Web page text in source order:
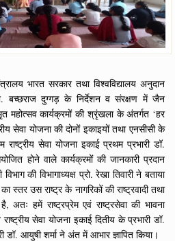
भारत सरकार तथा विश्वविद्यालय अनुदान
बच्छराज दुग्गड़ के निर्देशन व संरक्षण में जैन
महोत्सव कार्यक्रमों की श्रृंखला के अंतर्गत ‘हर
सेवा योजना की दोनों इकाइयों तथा एनसीसी के
सेवा योजना इकाई प्रथम प्रभारी डॉ.
होने वाले कार्यक्रमों की जानकारी प्रदान
की विभागाध्यक्ष प्रो. रेखा तिवारी ने बताया
स्तर उस राष्ट्र के नागरिकों की राष्ट्रवादी तथा
अतः हमें राष्ट्रप्रेम एवं राष्ट्रसेवा की भावना
सेवा योजना इकाई दितीय के प्रभारी डॉ.
डॉ. आयुषी शर्मा ने अंत में आभार ज्ञापित किया।